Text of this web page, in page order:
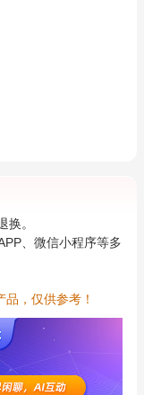
换。
、微信小程序等多
，仅供参考！